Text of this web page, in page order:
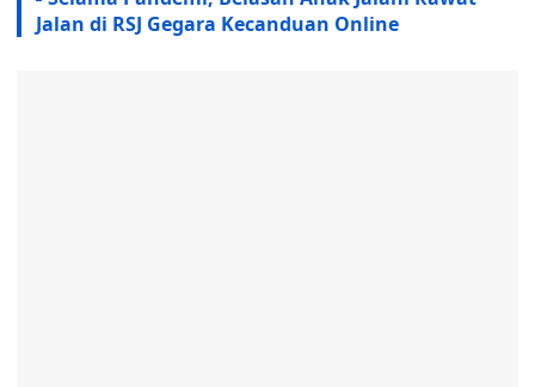
Jalan di RSJ Gegara Kecanduan Online